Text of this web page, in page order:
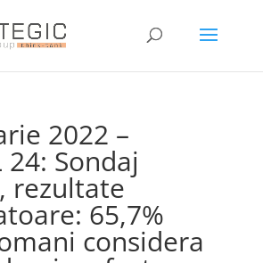
2022 –
24: Sondaj
rezultate
65,7%
considera